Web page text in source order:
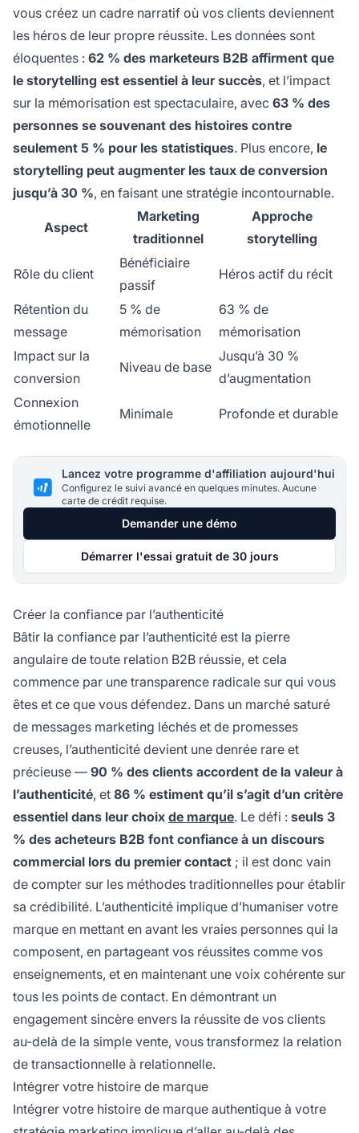
vous créez un cadre narratif où vos clients deviennent
les héros de leur propre réussite. Les données sont
éloquentes : 62 % des marketeurs B2B affirment que
le storytelling est essentiel à leur succès, et l’impact
sur la mémorisation est spectaculaire, avec 63 % des
personnes se souvenant des histoires contre
seulement 5 % pour les statistiques. Plus encore, le
storytelling peut augmenter les taux de conversion
jusqu’à 30 %, en faisant une stratégie incontournable.
Aspect
Marketing
traditionnel
Approche
storytelling
Rôle du client
Bénéficiaire
passif
Héros actif du récit
Rétention du
message
5 % de
mémorisation
63 % de
mémorisation
Impact sur la
conversion
Niveau de base
Jusqu’à 30 %
d’augmentation
Connexion
émotionnelle
Minimale Profonde et durable
Lancez votre programme d'affiliation aujourd'hui
Configurez le suivi avancé en quelques minutes. Aucune
carte de crédit requise.
Demander une démo
Démarrer l'essai gratuit de 30 jours
Créer la confiance par l’authenticité
Bâtir la confiance par l’authenticité est la pierre
angulaire de toute relation B2B réussie, et cela
commence par une transparence radicale sur qui vous
êtes et ce que vous défendez. Dans un marché saturé
de messages marketing léchés et de promesses
creuses, l’authenticité devient une denrée rare et
précieuse — 90 % des clients accordent de la valeur à
l’authenticité, et 86 % estiment qu’il s’agit d’un critère
essentiel dans leur choix de marque. Le défi : seuls 3
% des acheteurs B2B font confiance à un discours
commercial lors du premier contact ; il est donc vain
de compter sur les méthodes traditionnelles pour établir
sa crédibilité. L’authenticité implique d’humaniser votre
marque en mettant en avant les vraies personnes qui la
composent, en partageant vos réussites comme vos
enseignements, et en maintenant une voix cohérente sur
tous les points de contact. En démontrant un
engagement sincère envers la réussite de vos clients
au-delà de la simple vente, vous transformez la relation
de transactionnelle à relationnelle.
Intégrer votre histoire de marque
Intégrer votre histoire de marque authentique à votre